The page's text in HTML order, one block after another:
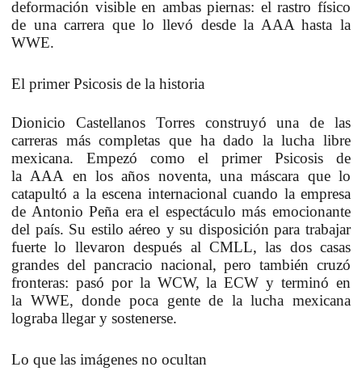
deformación visible en ambas piernas: el rastro físico
de una carrera que lo llevó desde la AAA hasta la
WWE.
El primer Psicosis de la historia
Dionicio Castellanos Torres construyó una de las
carreras más completas que ha dado la lucha libre
mexicana. Empezó como el primer Psicosis de
la AAA en los años noventa, una máscara que lo
catapultó a la escena internacional cuando la empresa
de Antonio Peña era el espectáculo más emocionante
del país. Su estilo aéreo y su disposición para trabajar
fuerte lo llevaron después al CMLL, las dos casas
grandes del pancracio nacional, pero también cruzó
fronteras: pasó por la WCW, la ECW y terminó en
la WWE, donde poca gente de la lucha mexicana
lograba llegar y sostenerse.
Lo que las imágenes no ocultan